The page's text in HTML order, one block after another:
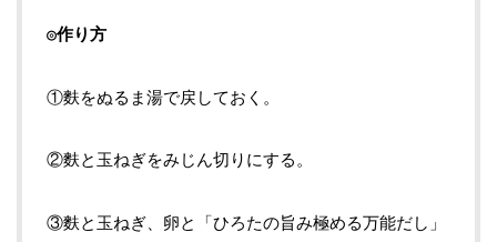
◎作り方
①麩をぬるま湯で戻しておく。
②麩と玉ねぎをみじん切りにする。
③麩と玉ねぎ、卵と「ひろたの旨み極める万能だし」